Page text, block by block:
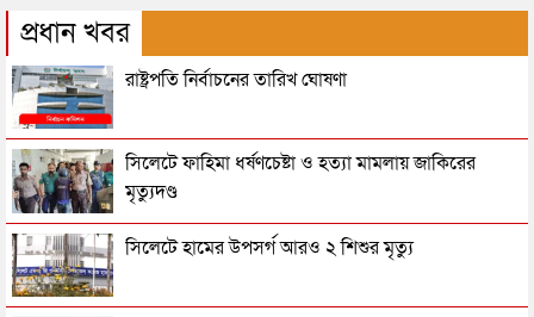
প্রধান খবর
রাষ্ট্রপতি নির্বাচনের তারিখ ঘোষণা
সিলেটে ফাহিমা ধর্ষণচেষ্টা ও হত্যা মামলায় জাকিরের
মৃত্যুদণ্ড
সিলেটে হামের উপসর্গ আরও ২ শিশুর মৃত্যু